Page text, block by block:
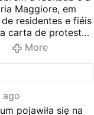
che viene
di Santa
che il
motivato con
raccogliere …
Maggiore, em
residentes e fiéis
carta de protesto
criticando o que
da basílica
durante as
no final de
do Vaticano
ajudavam
More
ago
pojawiła się na